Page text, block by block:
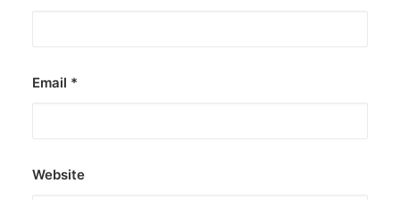
Email *
Website